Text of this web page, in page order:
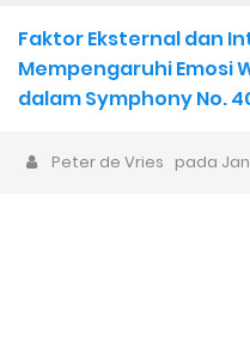
Musisi Gen Z dan Alpha:
Karya Musik AI dan AI Bubble
Faktor Eksternal dan
Mempengaruhi Emosi
dalam Symphony No.
Peter de Vries pada